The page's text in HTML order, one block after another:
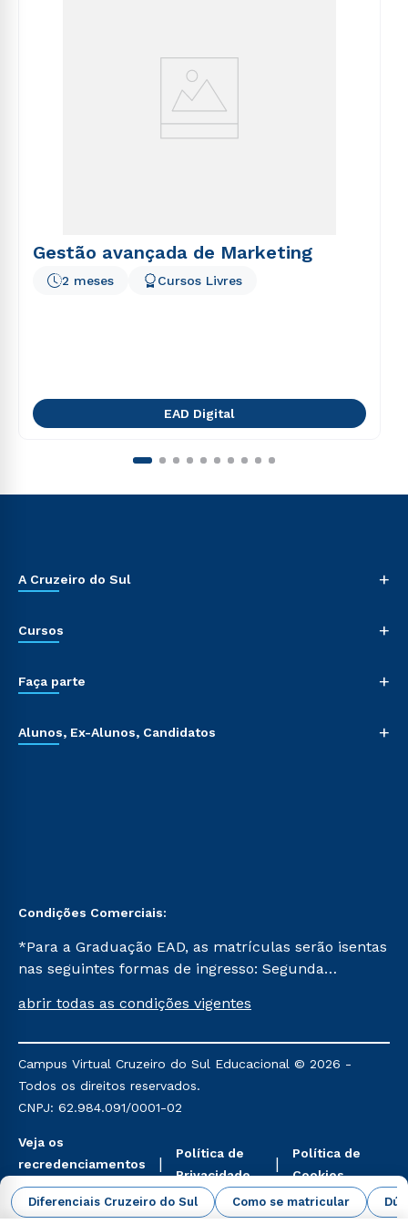
Diferenciais Cruzeiro do Sul Como se matricular
Gestão avançada de Marketing
2 meses Cursos Livres
EAD Digital
A Cruzeiro do Sul +
Cursos +
Faça parte +
Alunos, Ex-Alunos, Candidatos +
Condições Comerciais:
*Para a Graduação EAD, as matrículas serão isentas
nas seguintes formas de ingresso: Segunda
Já para as demais, a taxa de matrícula será de R$
mencionadas são referentes aos cursos: Ensino
Religioso, Geografia para a Docência e Metodologia
do Ensino de História: Questões Atuais.
abrir todas as condições vigentes
Campus Virtual Cruzeiro do Sul Educacional © 2026 -
Todos os direitos reservados.
CNPJ: 62.984.091/0001-02
Veja os
recredenciamentos
aqui
Política de
Privacidade
Política de
Cookies